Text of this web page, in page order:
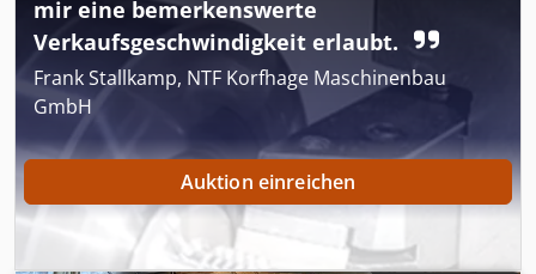
Arbeitsbreite: 230 mm - Arbeitshöhe: 160 mm Dwedpfx
Aezrx A Ejh Noa - Vorschub: 11 kW / 60 m/min - Steuerung:
Memory Plus System
mir eine bemerkenswerte
Verkaufsgeschwindigkeit erlaubt.
Frank Stallkamp, NTF Korfhage Maschinenbau
GmbH
Auktion einreichen